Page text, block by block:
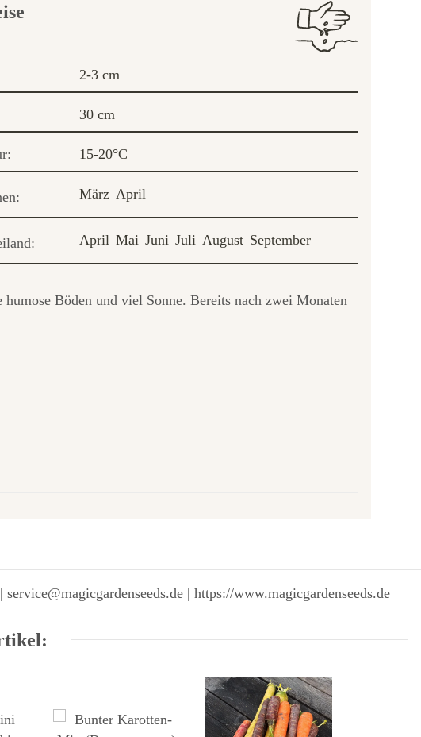
2-3 cm
30 cm
15-20°C
März April
April Mai Juni Juli August September
Böden und viel Sonne. Bereits nach zwei Monaten
| https://www.magicgardenseeds.de